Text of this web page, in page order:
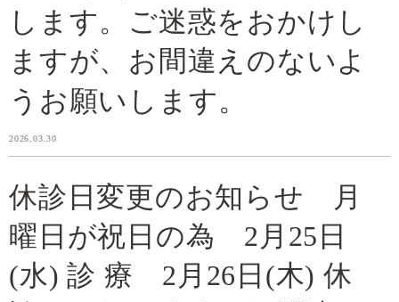
します。ご迷惑をおかけし
ますが、お間違えのないよ
うお願いします。
2026.03.30
休診日変更のお知らせ 月
曜日が祝日の為 2月25日
(水) 診 療 2月26日(木) 休